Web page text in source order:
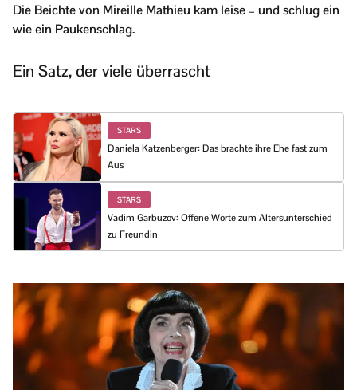
Die Beichte von Mireille Mathieu kam leise – und schlug ein
wie ein Paukenschlag.
Ein Satz, der viele überrascht
STARS
Daniela Katzenberger: Das brachte ihre Ehe fast zum
Aus
STARS
Vadim Garbuzov: Offene Worte zum Altersunterschied
zu Freundin